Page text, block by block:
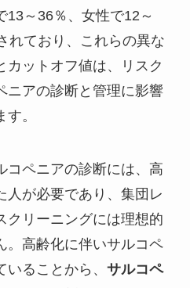
13～36％、女性で12～
れており、これらの異な
カットオフ値は、リスク
ニアの診断と管理に影響
。
コペニアの診断には、高
人が必要であり、集団レ
クリーニングには理想的
。高齢化に伴いサルコペ
ることから、 サルコペ